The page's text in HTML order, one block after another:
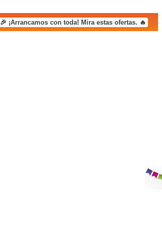
🎉 ¡Arrancamos con toda! Mira estas ofertas. 🔥